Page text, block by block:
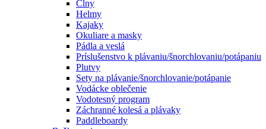
Člny
Helmy
Kajaky
Okuliare a masky
Pádla a veslá
Príslušenstvo k plávaniu/šnorchlovaniu/potápaniu
Plutvy
Sety na plávanie/šnorchlovanie/potápanie
Vodácke oblečenie
Vodotesný program
Záchranné kolesá a plávaky
Paddleboardy